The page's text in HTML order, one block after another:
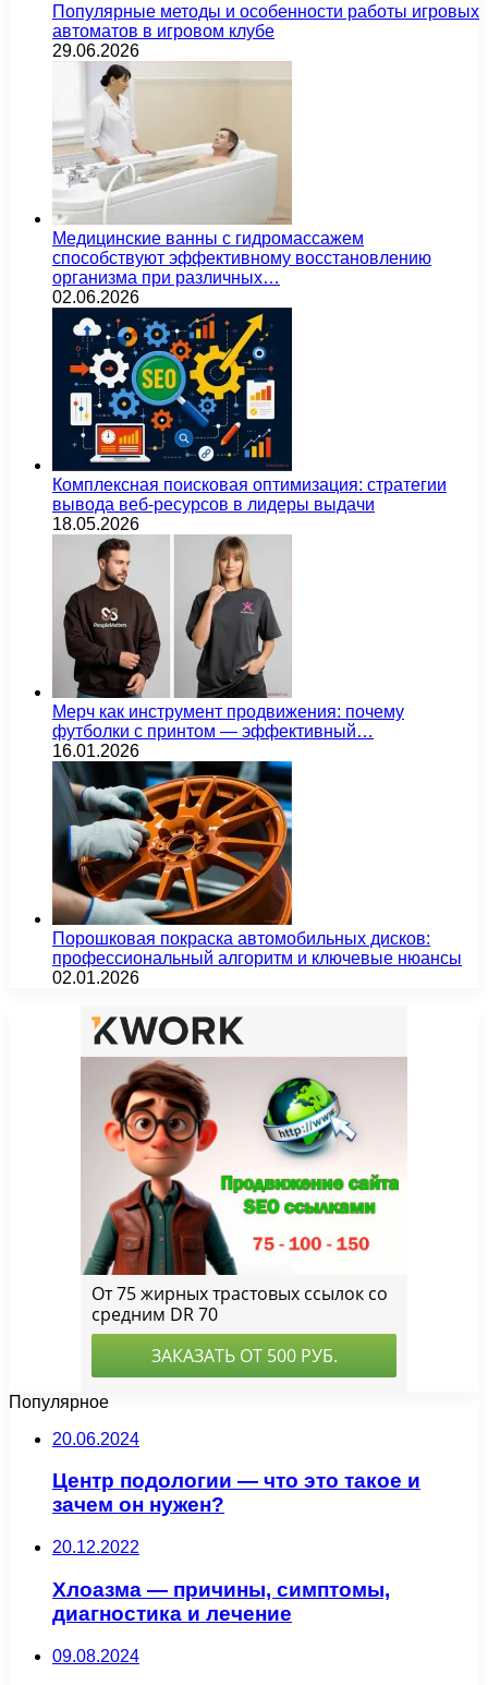
Популярные методы и особенности работы игровых
автоматов в игровом клубе
29.06.2026
Медицинские ванны с гидромассажем
способствуют эффективному восстановлению
организма при различных…
02.06.2026
Комплексная поисковая оптимизация: стратегии
вывода веб-ресурсов в лидеры выдачи
18.05.2026
Мерч как инструмент продвижения: почему
футболки с принтом — эффективный…
16.01.2026
Порошковая покраска автомобильных дисков:
профессиональный алгоритм и ключевые нюансы
02.01.2026
Популярное
20.06.2024
Центр подологии — что это такое и
зачем он нужен?
20.12.2022
Хлоазма — причины, симптомы,
диагностика и лечение
09.08.2024